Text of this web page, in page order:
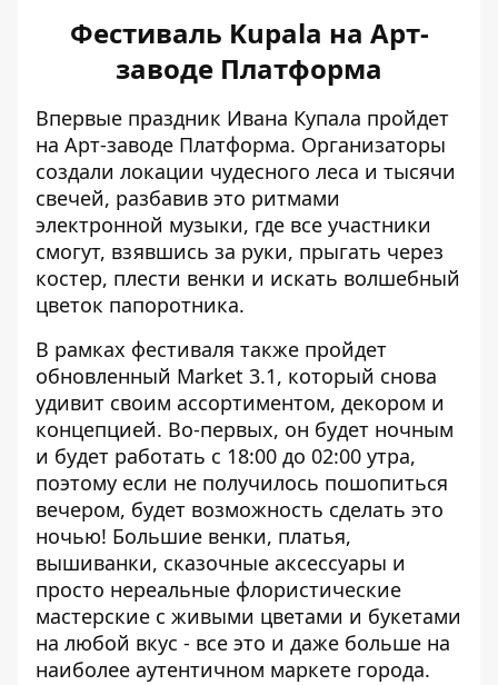
Фестиваль Kupala на Арт-
заводе Платформа
Впервые праздник Ивана Купала пройдет
на Арт-заводе Платформа. Организаторы
создали локации чудесного леса и тысячи
свечей, разбавив это ритмами
электронной музыки, где все участники
смогут, взявшись за руки, прыгать через
костер, плести венки и искать волшебный
цветок папоротника.
В рамках фестиваля также пройдет
обновленный Market 3.1, который снова
удивит своим ассортиментом, декором и
концепцией. Во-первых, он будет ночным
и будет работать с 18:00 до 02:00 утра,
поэтому если не получилось пошопиться
вечером, будет возможность сделать это
ночью! Большие венки, платья,
вышиванки, сказочные аксессуары и
просто нереальные флористические
мастерские с живыми цветами и букетами
на любой вкус - все это и даже больше на
наиболее аутентичном маркете города.